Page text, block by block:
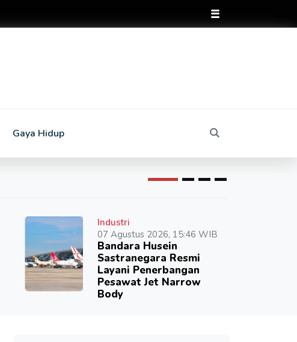
Gaya Hidup
Industri
07 Agustus 2026, 15:46 WIB
Bandara Husein
Sastranegara Resmi
Layani Penerbangan
Pesawat Jet Narrow
Body